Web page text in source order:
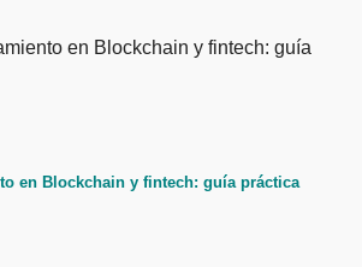
en Blockchain y fintech: guía práctica